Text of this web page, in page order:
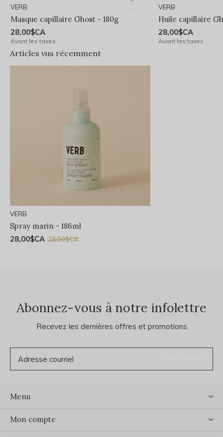
VERB
Masque capillaire Ghost - 180g
28,00$CA
Avant les taxes
VERB
Huile capillaire
28,00$CA
Avant les taxes
Articles vus récemment
VERB
Spray marin - 186ml
28,00$CA 28,00$CA
Abonnez-vous à notre infolettre
Recevez les dernières offres et promotions
Menu
Mon compte